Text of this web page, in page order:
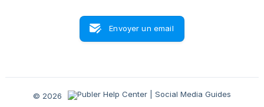
Envoyer un email
© 2026